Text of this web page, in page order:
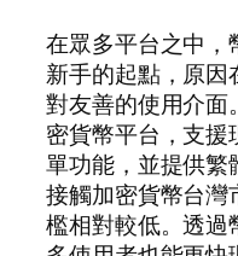
在眾多平台之中，
新手的起點，原
對友善的使用介面
密貨幣平台，支援
單功能，並提供
接觸加密貨幣台灣
檻相對較低。透